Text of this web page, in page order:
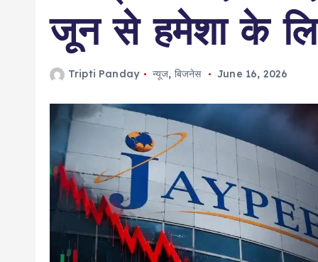
जून से हमेशा के
Tripti Panday न्यूज, बिजनेस June 16, 2026